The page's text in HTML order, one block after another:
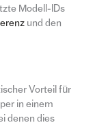
Modell-IDs
und den
Vorteil für
in einem
denen dies